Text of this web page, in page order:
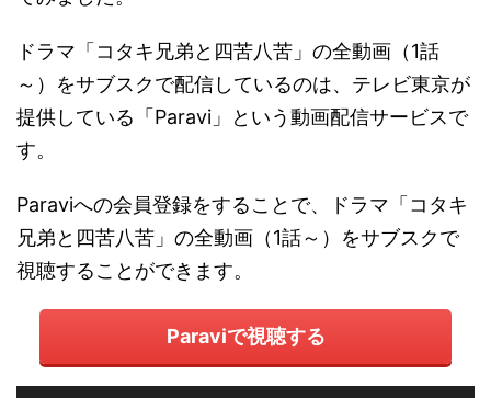
ドラマ「コタキ兄弟と四苦八苦」の全動画（1話
～）をサブスクで配信しているのは、テレビ東京が
提供している「Paravi」という動画配信サービスで
す。
Paraviへの会員登録をすることで、ドラマ「コタキ
兄弟と四苦八苦」の全動画（1話～）をサブスクで
視聴することができます。
Paraviで視聴する